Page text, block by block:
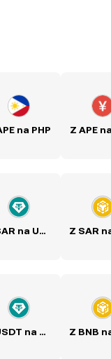
na PHP Z APE
Z SAR na USDT
Z USDT na SAR